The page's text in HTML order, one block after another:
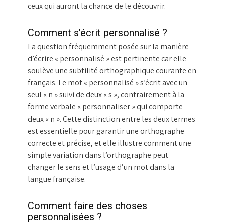
ceux qui auront la chance de le découvrir.
Comment s’écrit personnalisé ?
La question fréquemment posée sur la manière
d’écrire « personnalisé » est pertinente car elle
soulève une subtilité orthographique courante en
français. Le mot « personnalisé » s’écrit avec un
seul « n » suivi de deux « s », contrairement à la
forme verbale « personnaliser » qui comporte
deux « n ». Cette distinction entre les deux termes
est essentielle pour garantir une orthographe
correcte et précise, et elle illustre comment une
simple variation dans l’orthographe peut
changer le sens et l’usage d’un mot dans la
langue française.
Comment faire des choses
personnalisées ?